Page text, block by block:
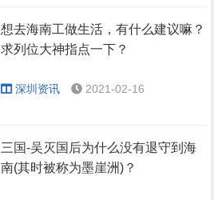
想去海南工做生活，有什么建议嘛？
求列位大神指点一下？
深圳资讯 2021-02-16
三国-吴灭国后为什么没有退守到海
南(其时被称为墨崖洲)？